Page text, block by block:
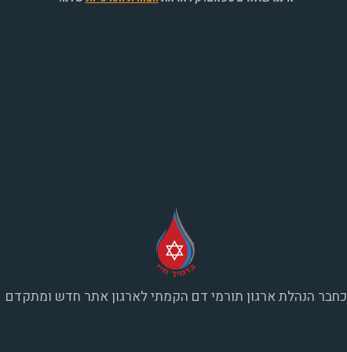
כחבר הנהלת ארגון תורמי דם הקמתי לארגון אתר חדש ומתקדם